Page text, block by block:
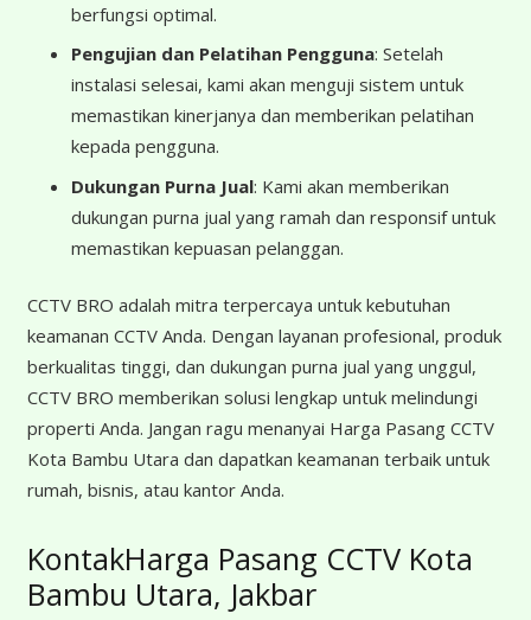
berfungsi optimal.
Pengujian dan Pelatihan Pengguna: Setelah
instalasi selesai, kami akan menguji sistem untuk
memastikan kinerjanya dan memberikan pelatihan
kepada pengguna.
Dukungan Purna Jual: Kami akan memberikan
dukungan purna jual yang ramah dan responsif untuk
memastikan kepuasan pelanggan.
CCTV BRO adalah mitra terpercaya untuk kebutuhan
keamanan CCTV Anda. Dengan layanan profesional, produk
berkualitas tinggi, dan dukungan purna jual yang unggul,
CCTV BRO memberikan solusi lengkap untuk melindungi
properti Anda. Jangan ragu menanyai Harga Pasang CCTV
Kota Bambu Utara dan dapatkan keamanan terbaik untuk
rumah, bisnis, atau kantor Anda.
KontakHarga Pasang CCTV Kota
Bambu Utara, Jakbar